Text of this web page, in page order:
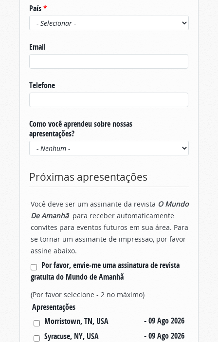
País*
Email
Telefone
Como você aprendeu sobre nossas
apresentações?
Próximas apresentações
Você deve ser um assinante da revista O Mundo
De Amanhãpara receber automaticamente
convites para eventos futuros em sua área. Para
se tornar um assinante de impressão, por favor
assine abaixo.
Por favor, envie-me uma assinatura de revista
gratuita do Mundo de Amanhã
(Por favor selecione - 2 no máximo)
Apresentações
Morristown, TN, USA
- 09 Ago 2026
Syracuse, NY, USA
- 09 Ago 2026